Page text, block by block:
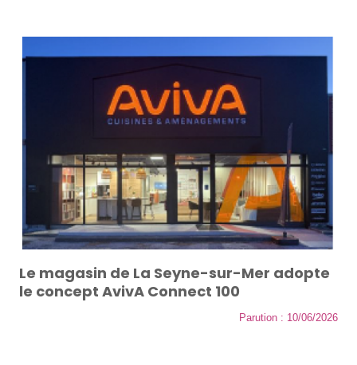
Le magasin de La Seyne-sur-Mer adopte
le concept AvivA Connect 100
Parution : 10/06/2026